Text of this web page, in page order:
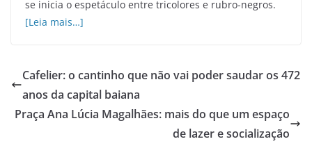
se inicia o espetáculo entre tricolores e rubro-negros.
[Leia mais…]
Cafelier: o cantinho que não vai poder saudar os 472
anos da capital baiana
Praça Ana Lúcia Magalhães: mais do que um espaço
de lazer e socialização